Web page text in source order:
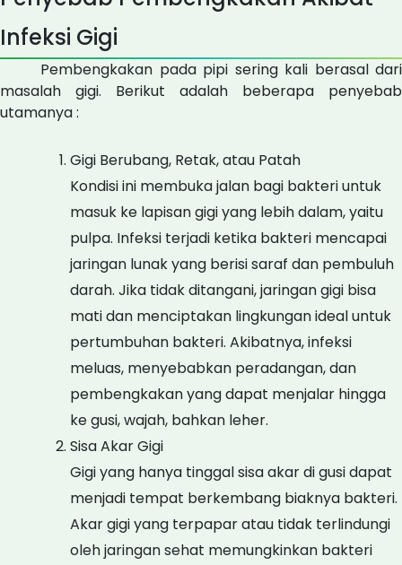
Infeksi Gigi
Pembengkakan pada pipi sering kali berasal dari
masalah gigi. Berikut adalah beberapa penyebab
utamanya :
Gigi Berubang, Retak, atau Patah
Kondisi ini membuka jalan bagi bakteri untuk
masuk ke lapisan gigi yang lebih dalam, yaitu
pulpa. Infeksi terjadi ketika bakteri mencapai
jaringan lunak yang berisi saraf dan pembuluh
darah. Jika tidak ditangani, jaringan gigi bisa
mati dan menciptakan lingkungan ideal untuk
pertumbuhan bakteri. Akibatnya, infeksi
meluas, menyebabkan peradangan, dan
pembengkakan yang dapat menjalar hingga
ke gusi, wajah, bahkan leher.
Sisa Akar Gigi
Gigi yang hanya tinggal sisa akar di gusi dapat
menjadi tempat berkembang biaknya bakteri.
Akar gigi yang terpapar atau tidak terlindungi
oleh jaringan sehat memungkinkan bakteri